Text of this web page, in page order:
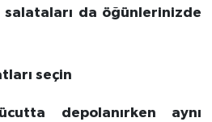
salataları da öğünlerinizde
seçin
depolanırken aynı